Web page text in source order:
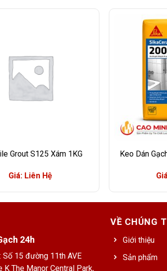
Grout S125 Xám 1KG
Giá: Liên Hệ
Keo Dán
24h
Số 15 đường 11th AVE
K The Manor Central Park,
VỀ CHÚNG
Giới thiệu
Sản phẩm